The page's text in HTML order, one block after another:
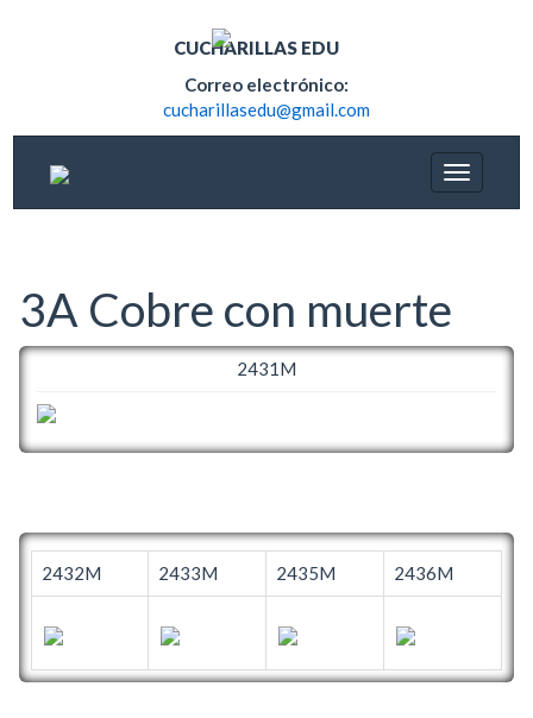
CUCHARILLAS EDU
Correo electrónico:
cucharillasedu@gmail.com
3A Cobre con muerte
2431M
2432M 2433M 2435M 2436M